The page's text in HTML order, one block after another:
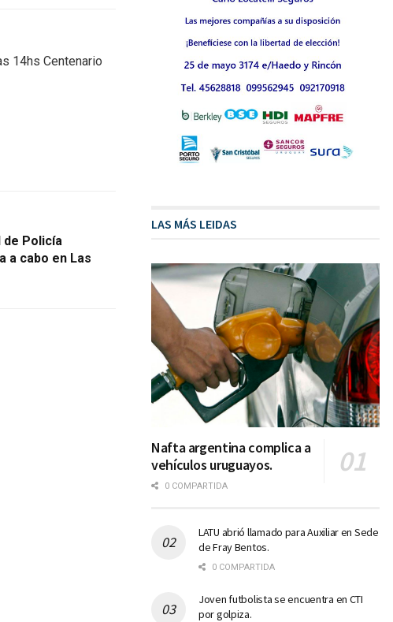
14hs Centenario
de Policía
a cabo en Las
LAS MÁS LEIDAS
Nafta argentina complica a
vehículos uruguayos.
0 COMPARTIDA
LATU abrió llamado para Auxiliar en Sede
de Fray Bentos.
0 COMPARTIDA
Joven futbolista se encuentra en CTI
por golpiza.